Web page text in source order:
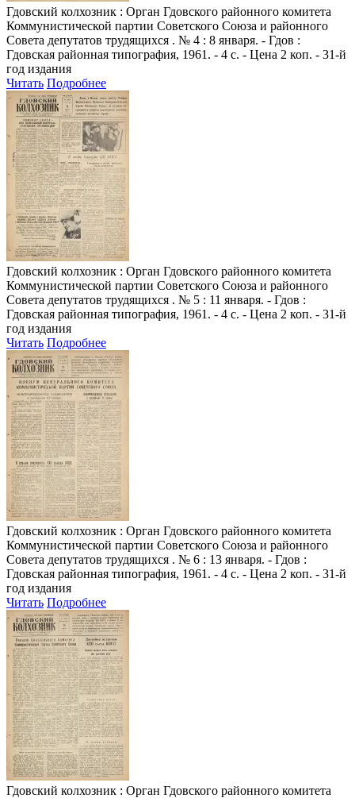
Гдовский колхозник : Орган Гдовского районного комитета
Коммунистической партии Советского Союза и районного
Совета депутатов трудящихся . № 4 : 8 января. - Гдов :
Гдовская районная типография, 1961. - 4 с. - Цена 2 коп. - 31-й
год издания
Читать Подробнее
Гдовский колхозник : Орган Гдовского районного комитета
Коммунистической партии Советского Союза и районного
Совета депутатов трудящихся . № 5 : 11 января. - Гдов :
Гдовская районная типография, 1961. - 4 с. - Цена 2 коп. - 31-й
год издания
Читать Подробнее
Гдовский колхозник : Орган Гдовского районного комитета
Коммунистической партии Советского Союза и районного
Совета депутатов трудящихся . № 6 : 13 января. - Гдов :
Гдовская районная типография, 1961. - 4 с. - Цена 2 коп. - 31-й
год издания
Читать Подробнее
Гдовский колхозник : Орган Гдовского районного комитета